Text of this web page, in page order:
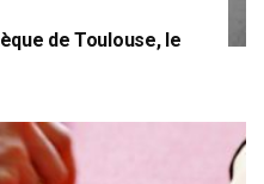
de Toulouse, le